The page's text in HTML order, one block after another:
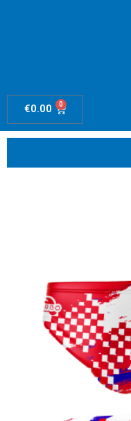
€0.00 0 Carrito